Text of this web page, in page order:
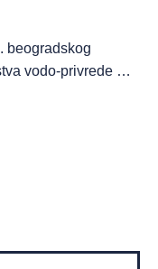
beogradskog
vodo-privrede …